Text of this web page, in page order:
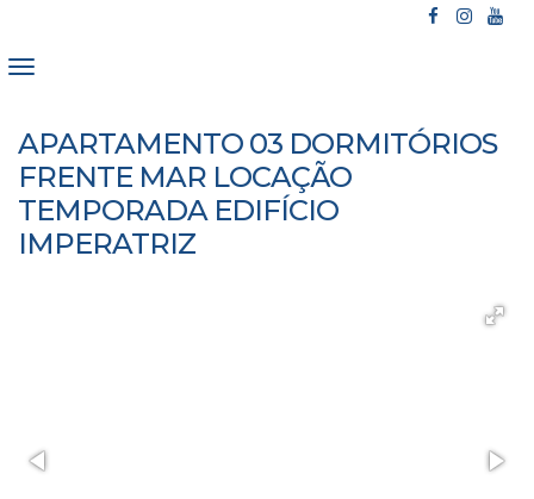
APARTAMENTO 03 DORMITÓRIOS
FRENTE MAR LOCAÇÃO
TEMPORADA EDIFÍCIO
IMPERATRIZ